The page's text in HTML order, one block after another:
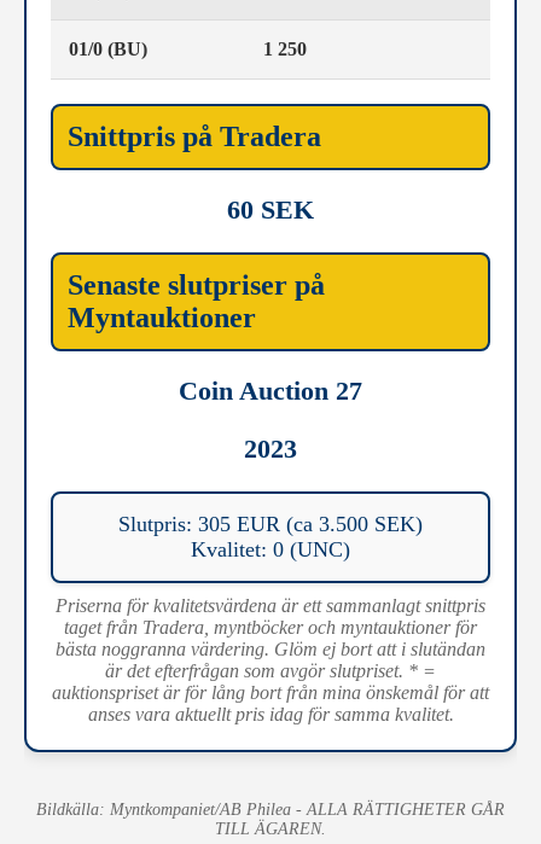
01/0 (BU) 1 250
Snittpris på Tradera
60 SEK
Senaste slutpriser på
Myntauktioner
Coin Auction 27
2023
Slutpris: 305 EUR (ca 3.500 SEK)
Kvalitet: 0 (UNC)
Priserna för kvalitetsvärdena är ett sammanlagt snittpris
taget från Tradera, myntböcker och myntauktioner för
bästa noggranna värdering. Glöm ej bort att i slutändan
är det efterfrågan som avgör slutpriset. * =
auktionspriset är för lång bort från mina önskemål för att
anses vara aktuellt pris idag för samma kvalitet.
Bildkälla: Myntkompaniet/AB Philea - ALLA RÄTTIGHETER GÅR
TILL ÄGAREN.